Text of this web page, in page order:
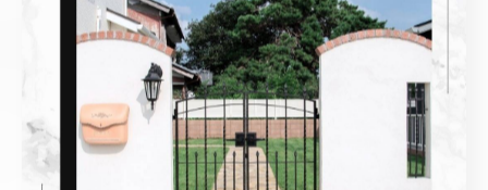
安全と美を兼ね備えた手すり活用法
安全性とデザイン性を両立した手すり活用には、用途ご
との工夫が欠かせません。例えば、階段や玄関にはしっ
かりとした強度のあるタイプを、リビングや廊下にはイ
ンテリア性を重視したデザインを選ぶと良いでしょう。